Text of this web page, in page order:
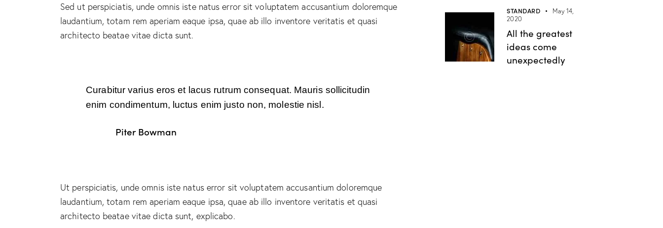
Sed ut perspiciatis, unde omnis iste natus error sit voluptatem accusantium doloremque
laudantium, totam rem aperiam eaque ipsa, quae ab illo inventore veritatis et quasi
architecto beatae vitae dicta sunt.
Curabitur varius eros et lacus rutrum consequat. Mauris sollicitudin
enim condimentum, luctus enim justo non, molestie nisl.
Piter Bowman
Ut perspiciatis, unde omnis iste natus error sit voluptatem accusantium doloremque
laudantium, totam rem aperiam eaque ipsa, quae ab illo inventore veritatis et quasi
architecto beatae vitae dicta sunt, explicabo.
STANDARD
May 14,
2020
All the greatest
ideas come
unexpectedly